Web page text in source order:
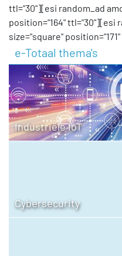
ttl="30"][esi random_ad
position="164" ttl="30"][esi
size="square"
e-Totaal thema's
Industriële IoT
Cybersecurity